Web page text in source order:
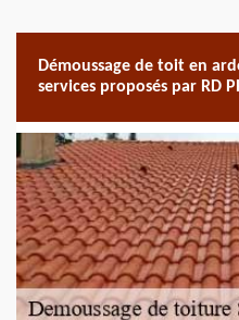
Démoussage de toit en
services proposés par RD